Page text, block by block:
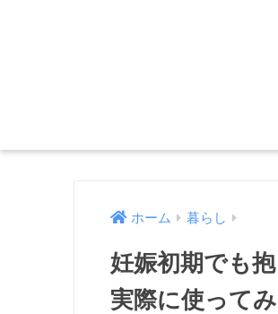
ホーム 暮らし
妊娠初期でも
実際に使ってみ